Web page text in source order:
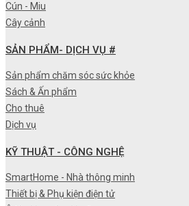
Cún - Miu
Cây cảnh
SẢN PHẨM- DỊCH VỤ #
Sản phẩm chăm sóc sức khỏe
Sách & Ấn phẩm
Cho thuê
Dịch vụ
KỸ THUẬT - CÔNG NGHỆ
SmartHome - Nhà thông minh
Thiết bị & Phụ kiện điện tử